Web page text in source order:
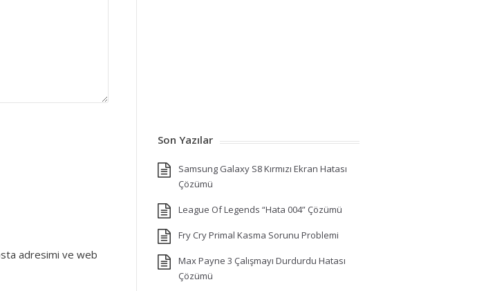
adresimi ve web
Son Yazılar
Samsung Galaxy S8 Kırmızı Ekran Hatası
Çözümü
League Of Legends “Hata 004” Çözümü
Fry Cry Primal Kasma Sorunu Problemi
Max Payne 3 Çalışmayı Durdurdu Hatası
Çözümü